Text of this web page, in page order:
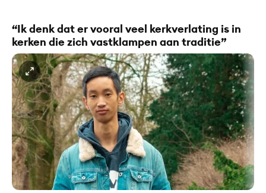
“Ik denk dat er vooral veel kerkverlating is in
kerken die zich vastklampen aan traditie”